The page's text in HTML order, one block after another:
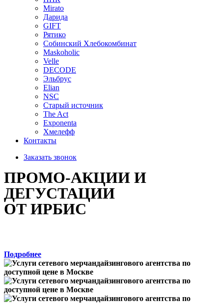
Mirato
Дарида
GIFT
Рятико
Собинский Хлебокомбинат
Maskoholic
Velle
DECODE
Эльбрус
Elian
NSC
Старый источник
The Act
Exponenta
Хмелефф
Контакты
Заказать звонок
ПРОМО-АКЦИИ И
ДЕГУСТАЦИИ
ОТ ИРБИС
Подробнее